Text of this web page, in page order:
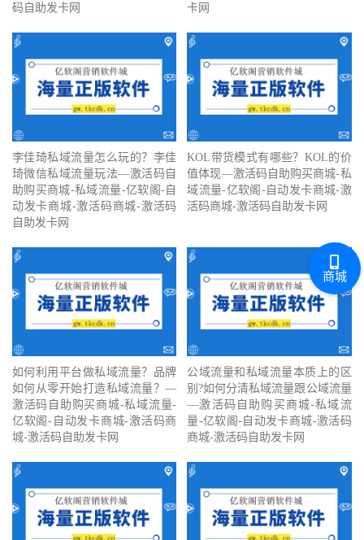
码自助发卡网
卡网
李佳琦私域流量怎么玩的？李佳
琦微信私域流量玩法—激活码自
助购买商城-私域流量-亿软阁-自
动发卡商城-激活码商城-激活码
自助发卡网
KOL带货模式有哪些？KOL的价
值体现—激活码自助购买商城-私
域流量-亿软阁-自动发卡商城-激
活码商城-激活码自助发卡网
如何利用平台做私域流量？品牌
如何从零开始打造私域流量？—
激活码自助购买商城-私域流量-
亿软阁-自动发卡商城-激活码商
城-激活码自助发卡网
公域流量和私域流量本质上的区
别?如何分清私域流量跟公域流量
—激活码自助购买商城-私域流
量-亿软阁-自动发卡商城-激活码
商城-激活码自助发卡网
商城